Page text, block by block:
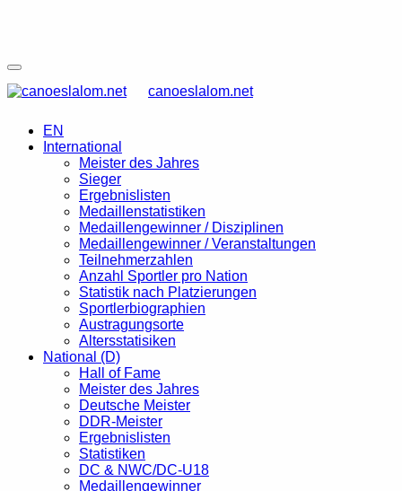
canoeslalom.net
EN
International
Meister des Jahres
Sieger
Ergebnislisten
Medaillenstatistiken
Medaillengewinner / Disziplinen
Medaillengewinner / Veranstaltungen
Teilnehmerzahlen
Anzahl Sportler pro Nation
Statistik nach Platzierungen
Sportlerbiographien
Austragungsorte
Altersstatisiken
National (D)
Hall of Fame
Meister des Jahres
Deutsche Meister
DDR-Meister
Ergebnislisten
Statistiken
DC & NWC/DC-U18
Medaillengewinner